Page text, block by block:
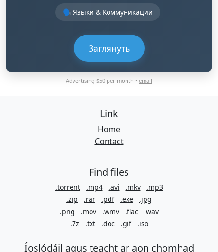
🗣️ Языки & Коммуникации
Заглянуть
Advertising $50 per month • email
Link
Home
Contact
Find files
.torrent .mp4 .avi .mkv
.mp3
.zip
.rar .pdf .exe
.jpg
.png
.mov .wmv .flac
.wav
.7z
.txt .doc .gif .iso
Íoslódáil agus teacht ar aon chomhad